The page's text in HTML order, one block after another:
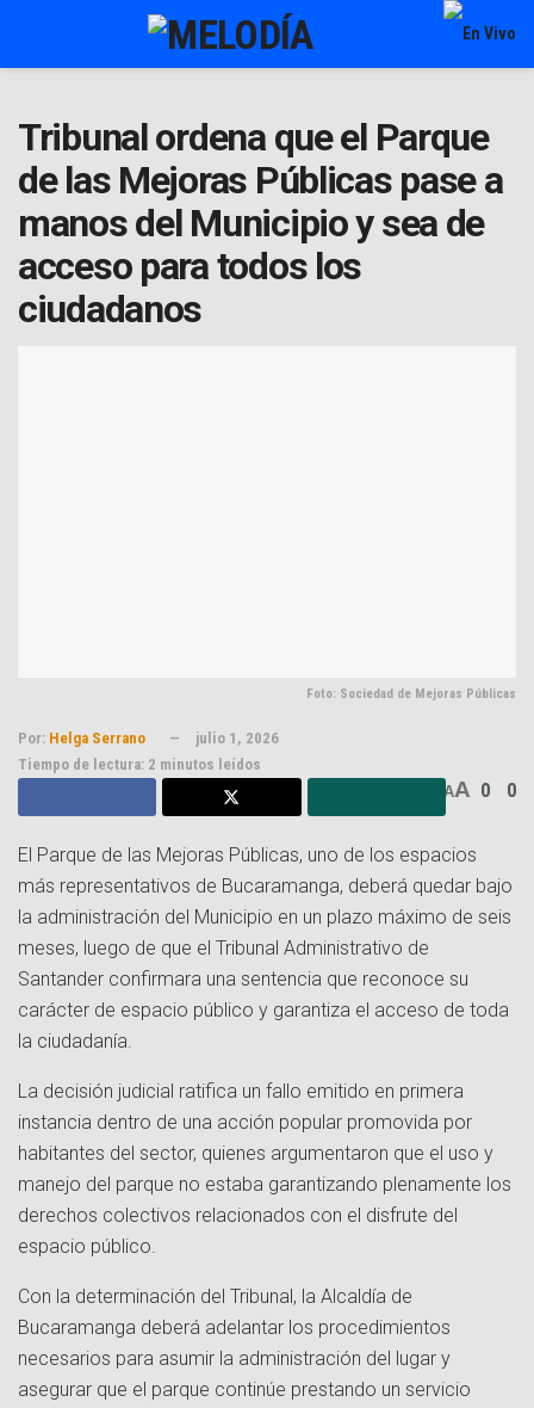
Tribunal ordena que el Parque
de las Mejoras Públicas pase a
manos del Municipio y sea de
acceso para todos los
ciudadanos
Foto: Sociedad de Mejoras Públicas
Por: Helga Serrano
julio 1, 2026
Tiempo de lectura: 2 minutos leídos
AA 0 0
El Parque de las Mejoras Públicas, uno de los espacios
más representativos de Bucaramanga, deberá quedar bajo
la administración del Municipio en un plazo máximo de seis
meses, luego de que el Tribunal Administrativo de
Santander confirmara una sentencia que reconoce su
carácter de espacio público y garantiza el acceso de toda
la ciudadanía.
La decisión judicial ratifica un fallo emitido en primera
instancia dentro de una acción popular promovida por
habitantes del sector, quienes argumentaron que el uso y
manejo del parque no estaba garantizando plenamente los
derechos colectivos relacionados con el disfrute del
espacio público.
Con la determinación del Tribunal, la Alcaldía de
Bucaramanga deberá adelantar los procedimientos
necesarios para asumir la administración del lugar y
asegurar que el parque continúe prestando un servicio